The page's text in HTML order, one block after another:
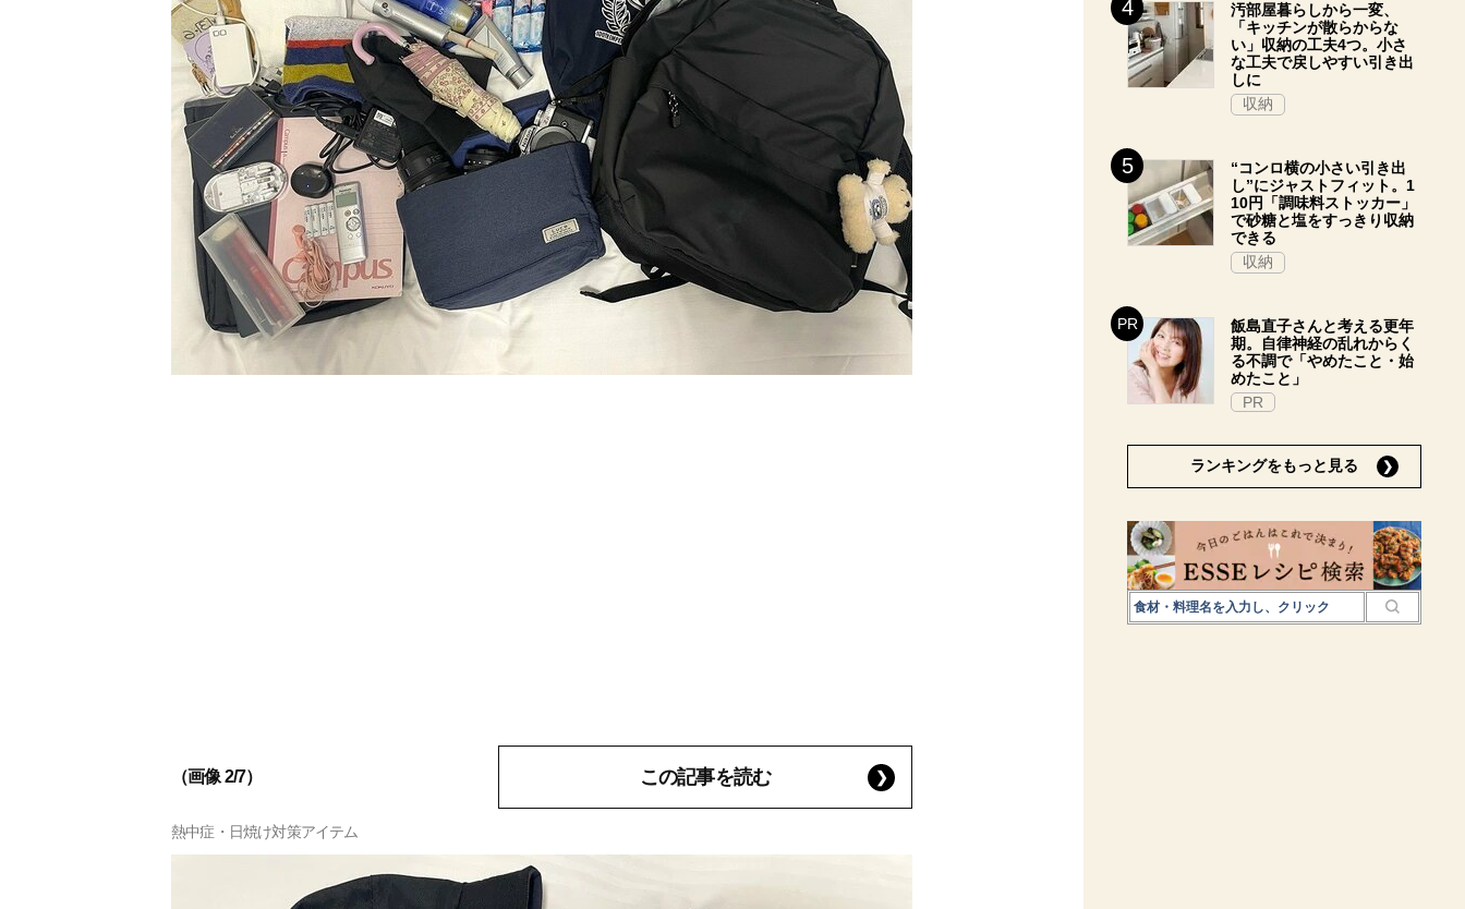
（画像 2/7） この記事を読む
熱中症・日焼け対策アイテム
汚部屋暮らしから一変、
「キッチンが散らからな
い」収納の工夫4つ。小さ
な工夫で戻しやすい引き出
しに
収納
“コンロ横の小さい引き出
し”にジャストフィット。1
10円「調味料ストッカー」
で砂糖と塩をすっきり収納
できる
収納
飯島直子さんと考える更年
期。自律神経の乱れからく
る不調で「やめたこと・始
めたこと」
PR
ランキングをもっと見る